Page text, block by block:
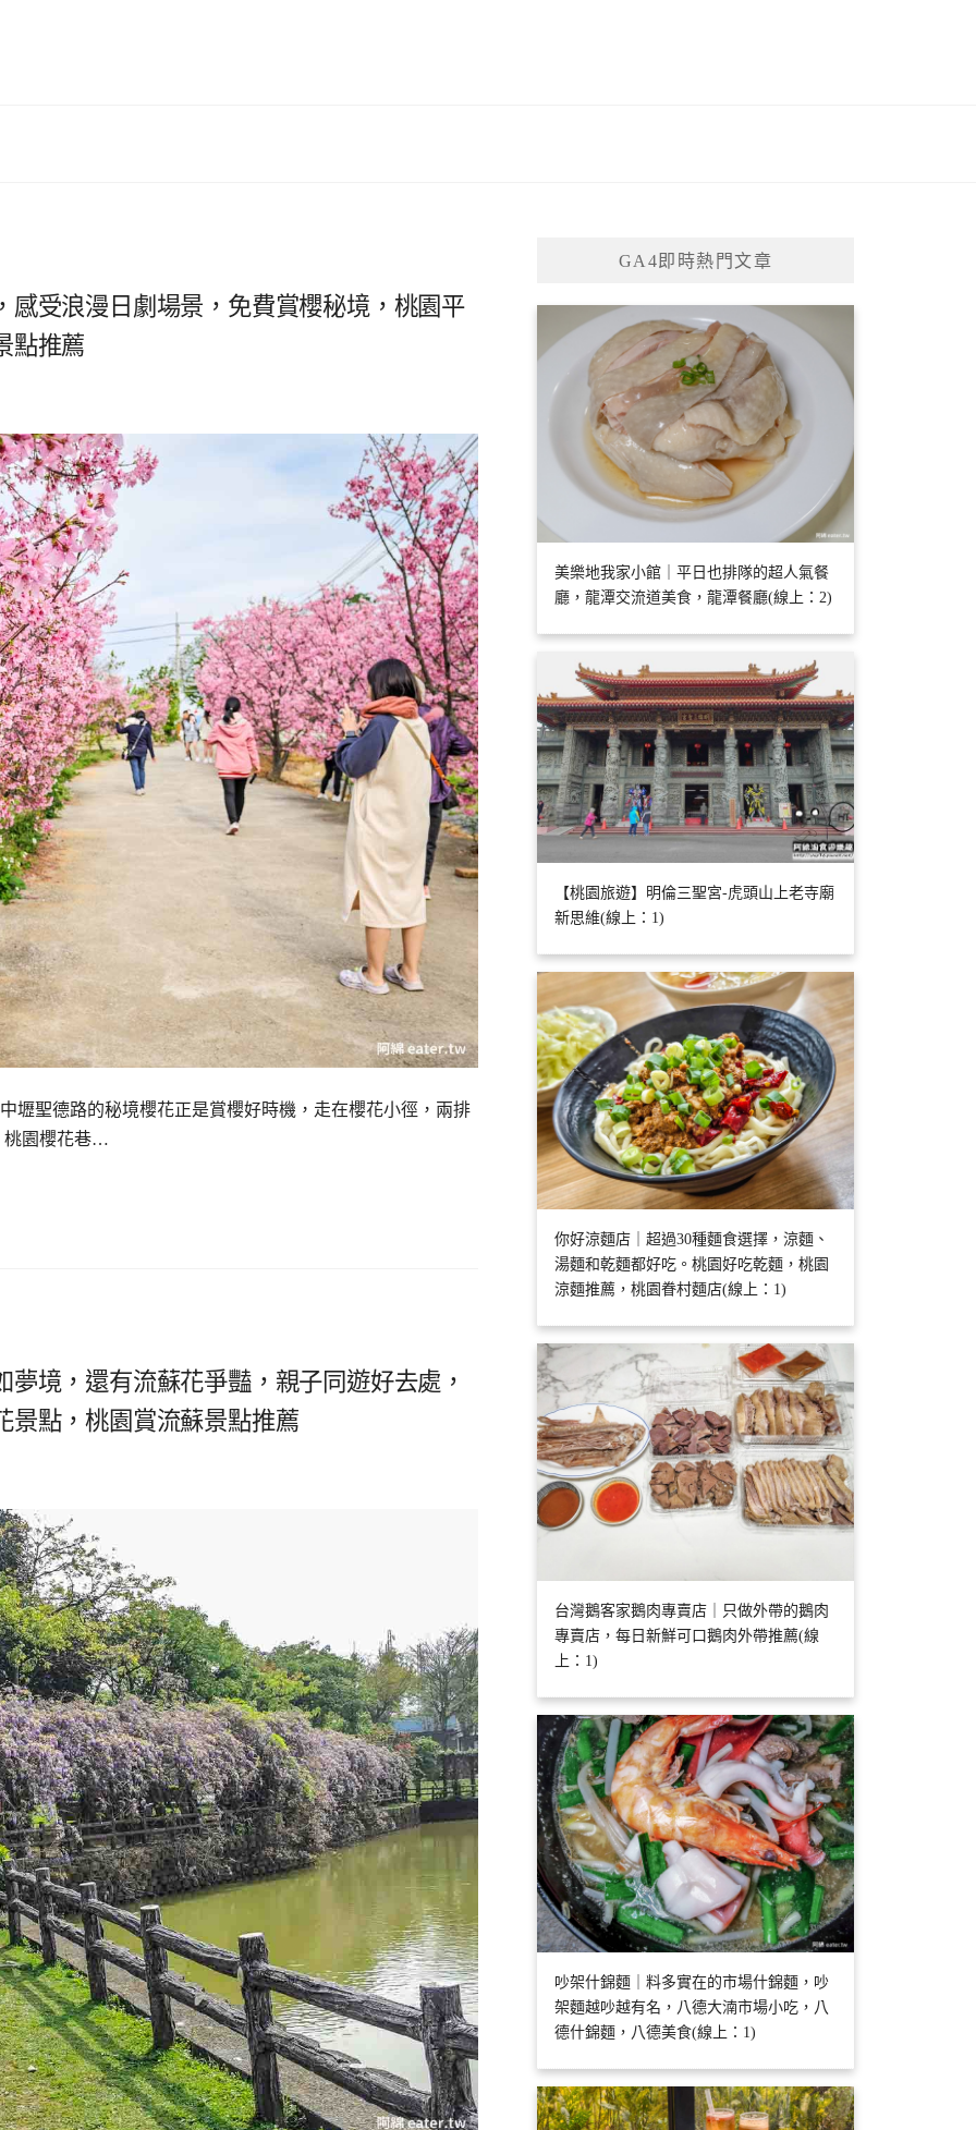
感受浪漫日劇場景，免費賞櫻秘境，桃園平
點推薦
壢聖德路的秘境櫻花正是賞櫻好時機，走在櫻花小徑，兩排
桃園櫻花巷…
境，還有流蘇花爭豔，親子同遊好去處，
景點，桃園賞流蘇景點推薦
GA4即時熱門文章
美樂地我家小館｜平日也排隊的超人氣餐
廳，龍潭交流道美食，龍潭餐廳(線上：2)
【桃園旅遊】明倫三聖宮-虎頭山上老寺廟
新思維(線上：1)
你好涼麵店｜超過30種麵食選擇，涼麵、
湯麵和乾麵都好吃。桃園好吃乾麵，桃園
涼麵推薦，桃園眷村麵店(線上：1)
台灣鵝客家鵝肉專賣店｜只做外帶的鵝肉
專賣店，每日新鮮可口鵝肉外帶推薦(線
上：1)
吵架什錦麵｜料多實在的市場什錦麵，吵
架麵越吵越有名，八德大湳市場小吃，八
德什錦麵，八德美食(線上：1)